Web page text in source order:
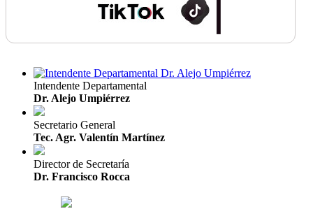
Intendente Departamental
Dr. Alejo Umpiérrez
Secretario General
Tec. Agr. Valentín Martínez
Director de Secretaría
Dr. Francisco Rocca